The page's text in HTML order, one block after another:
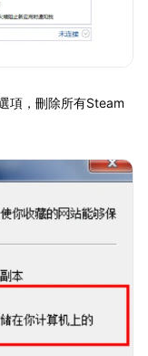
項，刪除所有Steam